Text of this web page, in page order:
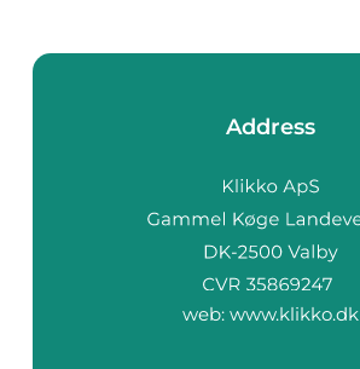
Address
web: www.klikko.dk